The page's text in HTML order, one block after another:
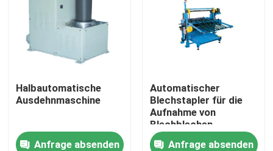
Videos
Über uns
Fabrik-Ausflug
Qualitätskontrolle
Halbautomatische
Ausdehnmaschine
Anfrage absenden
Automatischer
Blechstapler für die
Aufnahme von
Blechblechen
Anfrage absenden